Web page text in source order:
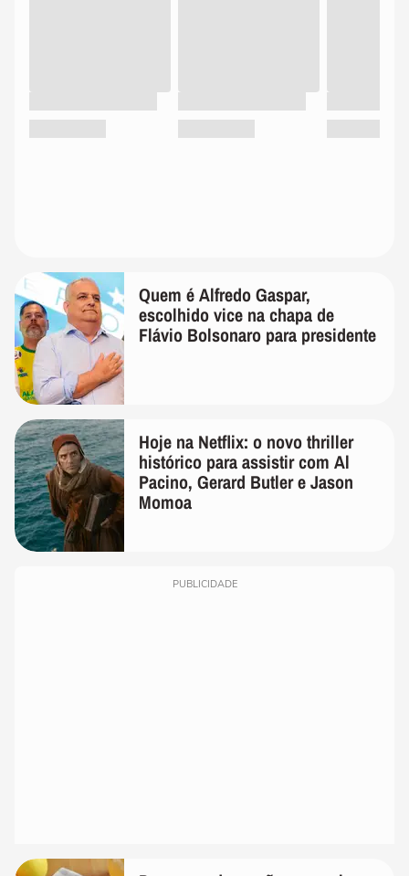
Quem é Alfredo Gaspar,
escolhido vice na chapa de
Flávio Bolsonaro para presidente
Hoje na Netflix: o novo thriller
histórico para assistir com Al
Pacino, Gerard Butler e Jason
Momoa
PUBLICIDADE